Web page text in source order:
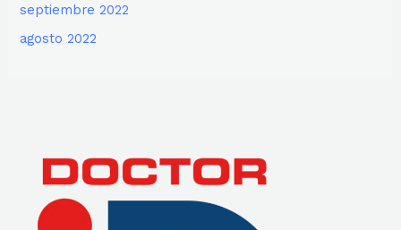
septiembre 2022
agosto 2022